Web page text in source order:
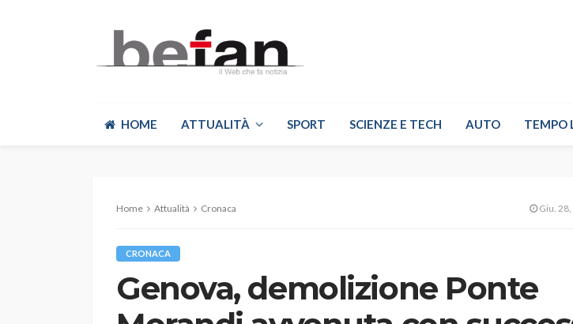
HOME ATTUALITÀ SPORT SCIENZE E TECH AUTO TEMPO
Home Attualità Cronaca Giu.
CRONACA
Genova, demolizione Ponte